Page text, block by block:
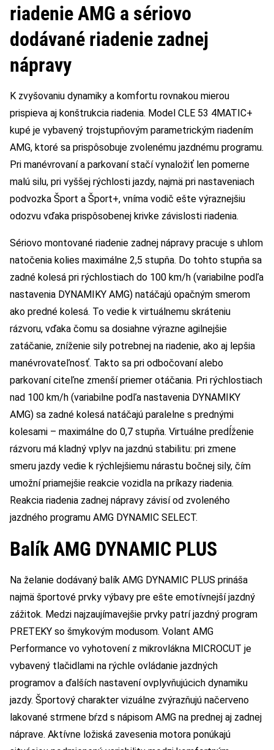
riadenie AMG a sériovo
dodávané riadenie zadnej
nápravy
K zvyšovaniu dynamiky a komfortu rovnakou mierou
prispieva aj konštrukcia riadenia. Model CLE 53 4MATIC+
kupé je vybavený trojstupňovým parametrickým riadením
AMG, ktoré sa prispôsobuje zvolenému jazdnému programu.
Pri manévrovaní a parkovaní stačí vynaložiť len pomerne
malú silu, pri vyššej rýchlosti jazdy, najmä pri nastaveniach
podvozka Šport a Šport+, vníma vodič ešte výraznejšiu
odozvu vďaka prispôsobenej krivke závislosti riadenia.
Sériovo montované riadenie zadnej nápravy pracuje s uhlom
natočenia kolies maximálne 2,5 stupňa. Do tohto stupňa sa
zadné kolesá pri rýchlostiach do 100 km/h (variabilne podľa
nastavenia DYNAMIKY AMG) natáčajú opačným smerom
ako predné kolesá. To vedie k virtuálnemu skráteniu
rázvoru, vďaka čomu sa dosiahne výrazne agilnejšie
zatáčanie, zníženie sily potrebnej na riadenie, ako aj lepšia
manévrovateľnosť. Takto sa pri odbočovaní alebo
parkovaní citeľne zmenší priemer otáčania. Pri rýchlostiach
nad 100 km/h (variabilne podľa nastavenia DYNAMIKY
AMG) sa zadné kolesá natáčajú paralelne s prednými
kolesami – maximálne do 0,7 stupňa. Virtuálne predĺženie
rázvoru má kladný vplyv na jazdnú stabilitu: pri zmene
smeru jazdy vedie k rýchlejšiemu nárastu bočnej sily, čím
umožní priamejšie reakcie vozidla na príkazy riadenia.
Reakcia riadenia zadnej nápravy závisí od zvoleného
jazdného programu AMG DYNAMIC SELECT.
Balík AMG DYNAMIC PLUS
Na želanie dodávaný balík AMG DYNAMIC PLUS prináša
najmä športové prvky výbavy pre ešte emotívnejší jazdný
zážitok. Medzi najzaujímavejšie prvky patrí jazdný program
PRETEKY so šmykovým modusom. Volant AMG
Performance vo vyhotovení z mikrovlákna MICROCUT je
vybavený tlačidlami na rýchle ovládanie jazdných
programov a ďalších nastavení ovplyvňujúcich dynamiku
jazdy. Športový charakter vizuálne zvýrazňujú načerveno
lakované strmene bŕzd s nápisom AMG na prednej aj zadnej
náprave. Aktívne ložiská zavesenia motora ponúkajú